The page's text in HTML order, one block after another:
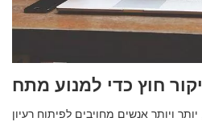
חוץ כדי למנוע מתח
ויותר אנשים מחויבים לפיתוח רעיון